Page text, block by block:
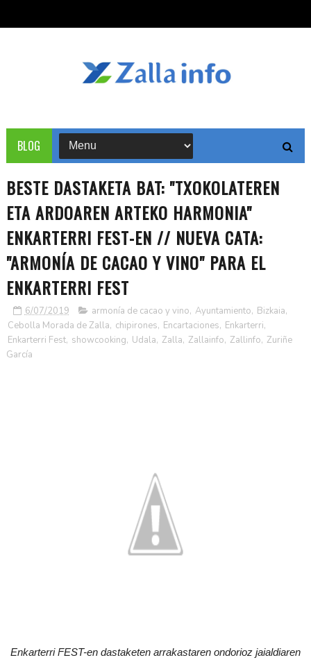
BLOG
BESTE DASTAKETA BAT: "TXOKOLATEREN
ETA ARDOAREN ARTEKO HARMONIA"
ENKARTERRI FEST-EN // NUEVA CATA:
"ARMONÍA DE CACAO Y VINO" PARA EL
ENKARTERRI FEST
6/07/2019 armonía de cacao y vino, Ayuntamiento, Bizkaia,
Cebolla Morada de Zalla, chipirones, Encartaciones, Enkarterri,
Enkarterri Fest, showcooking, Udala, Zalla, Zallainfo, Zallinfo, Zuriñe
García
Enkarterri FEST-en dastaketen arrakastaren ondorioz jaialdiaren